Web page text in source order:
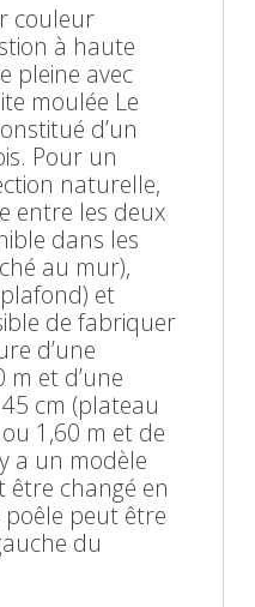
couleur
à haute
pleine avec
moulée Le
d’un
Pour un
naturelle,
entre les deux
dans les
au mur),
et
de fabriquer
d’une
et d’une
cm (plateau
1,60 m et de
a un modèle
être changé en
poêle peut être
du